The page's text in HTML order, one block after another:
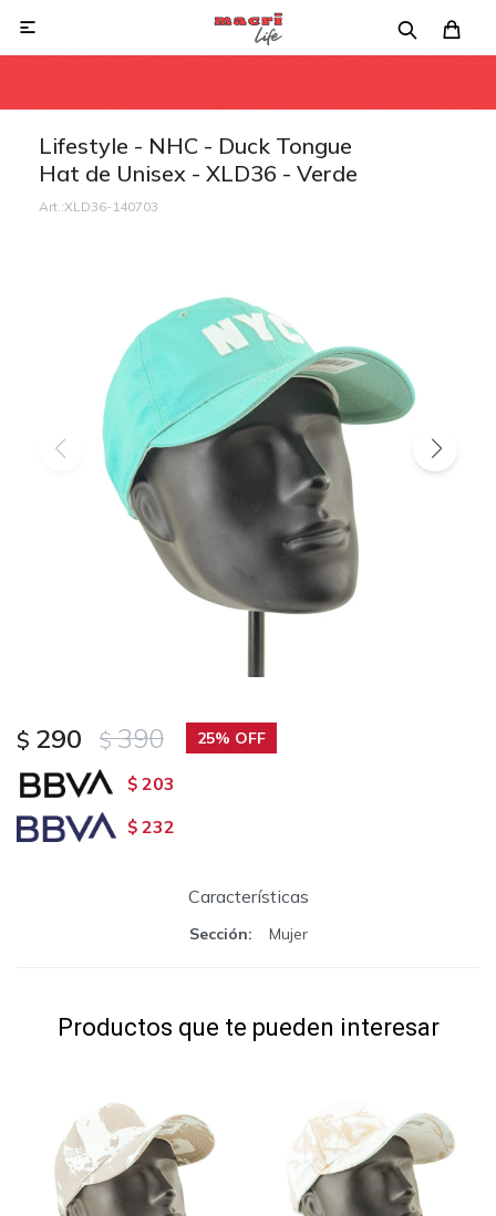

Lifestyle - NHC - Duck Tongue
Hat de Unisex - XLD36 - Verde
XLD36-140703
$ 290 $ 390 25
$ 203
$ 232
Características
Sección Mujer
Productos que te pueden interesar